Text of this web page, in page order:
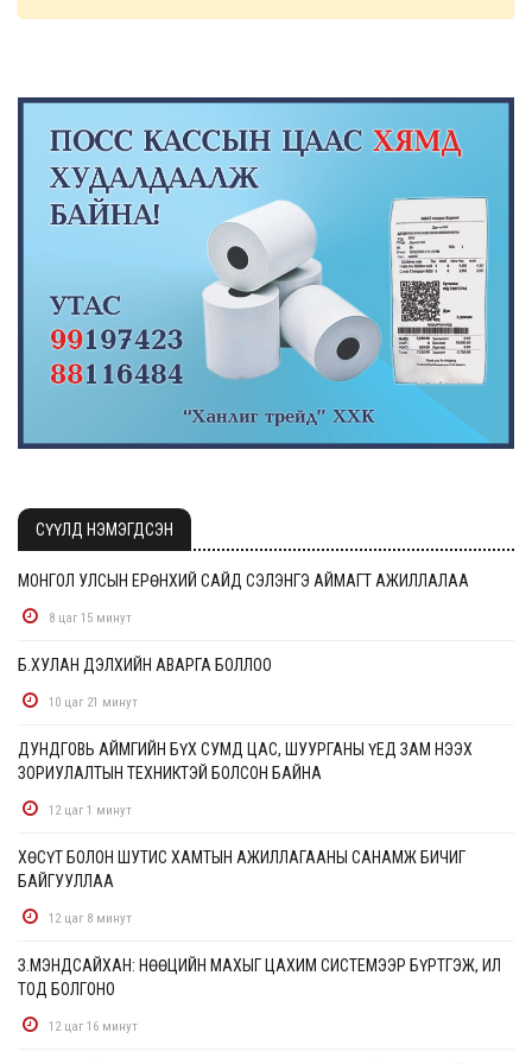
СҮҮЛД НЭМЭГДСЭН
МОНГОЛ УЛСЫН ЕРӨНХИЙ САЙД СЭЛЭНГЭ АЙМАГТ АЖИЛЛАЛАА
8 цаг 15 минут
Б.ХУЛАН ДЭЛХИЙН АВАРГА БОЛЛОО
10 цаг 21 минут
ДУНДГОВЬ АЙМГИЙН БҮХ СУМД ЦАС, ШУУРГАНЫ ҮЕД ЗАМ НЭЭХ
ЗОРИУЛАЛТЫН ТЕХНИКТЭЙ БОЛСОН БАЙНА
12 цаг 1 минут
ХӨСҮТ БОЛОН ШУТИС ХАМТЫН АЖИЛЛАГААНЫ САНАМЖ БИЧИГ
БАЙГУУЛЛАА
12 цаг 8 минут
З.МЭНДСАЙХАН: НӨӨЦИЙН МАХЫГ ЦАХИМ СИСТЕМЭЭР БҮРТГЭЖ, ИЛ
ТОД БОЛГОНО
12 цаг 16 минут